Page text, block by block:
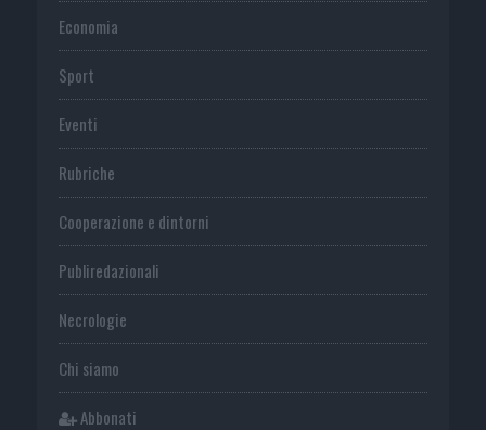
Economia
Sport
Eventi
Rubriche
Cooperazione e dintorni
Publiredazionali
Necrologie
Chi siamo
Abbonati